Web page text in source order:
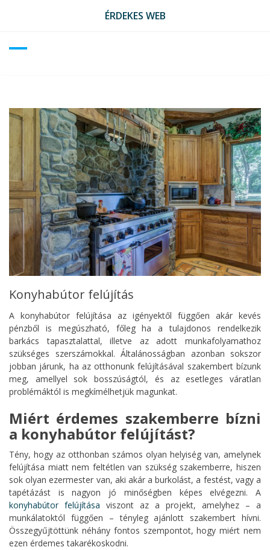
ÉRDEKES WEB
Konyhabútor felújítás
A konyhabútor felújítása az igényektől függően akár kevés
pénzből is megúszható, főleg ha a tulajdonos rendelkezik
barkács tapasztalattal, illetve az adott munkafolyamathoz
szükséges szerszámokkal. Általánosságban azonban sokszor
jobban járunk, ha az otthonunk felújításával szakembert bízunk
meg, amellyel sok bosszúságtól, és az esetleges váratlan
problémáktól is megkímélhetjük magunkat.
Miért érdemes szakemberre bízni
a konyhabútor felújítást?
Tény, hogy az otthonban számos olyan helyiség van, amelynek
felújítása miatt nem feltétlen van szükség szakemberre, hiszen
sok olyan ezermester van, aki akár a burkolást, a festést, vagy a
tapétázást is nagyon jó minőségben képes elvégezni. A
konyhabútor felújítása viszont az a projekt, amelyhez – a
munkálatoktól függően – tényleg ajánlott szakembert hívni.
Összegyűjtöttünk néhány fontos szempontot, hogy miért nem
ezen érdemes takarékoskodni.